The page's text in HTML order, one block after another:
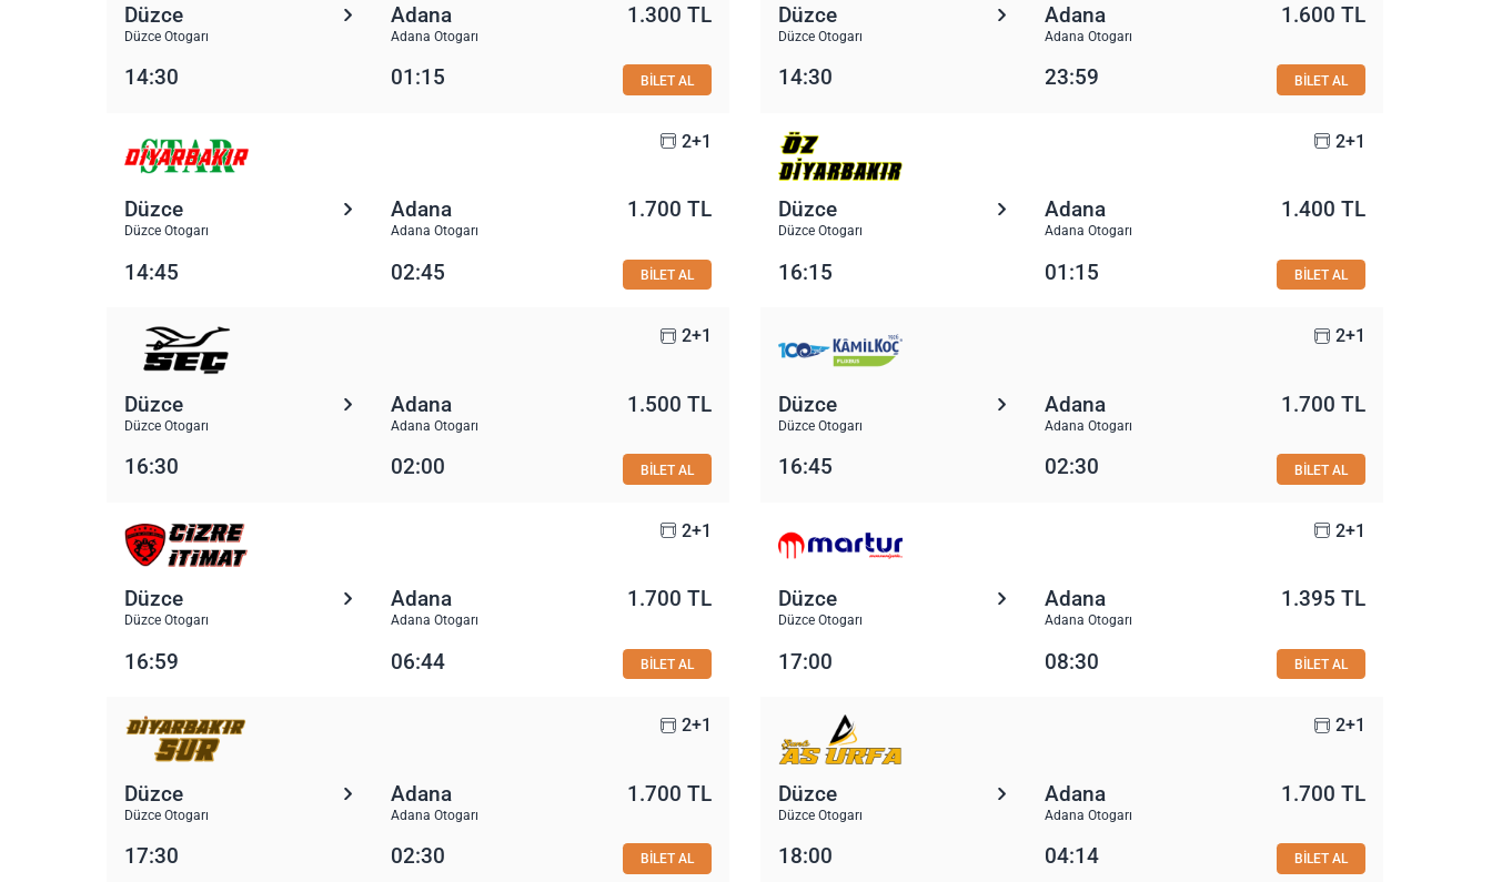
Düzce
Düzce Otogarı
Adana
Adana Otogarı
1.300 TL
14:30 01:15 BİLET AL
Düzce
Düzce Otogarı
Adana
Adana Otogarı
1.600 TL
14:30 23:59 BİLET AL
2+1
Düzce
Düzce Otogarı
Adana
Adana Otogarı
1.700 TL
14:45 02:45 BİLET AL
2+1
Düzce
Düzce Otogarı
Adana
Adana Otogarı
1.400 TL
16:15 01:15 BİLET AL
2+1
Düzce
Düzce Otogarı
Adana
Adana Otogarı
1.500 TL
16:30 02:00 BİLET AL
2+1
Düzce
Düzce Otogarı
Adana
Adana Otogarı
1.700 TL
16:45 02:30 BİLET AL
2+1
Düzce
Düzce Otogarı
Adana
Adana Otogarı
1.700 TL
16:59 06:44 BİLET AL
2+1
Düzce
Düzce Otogarı
Adana
Adana Otogarı
1.395 TL
17:00 08:30 BİLET AL
2+1
Düzce
Düzce Otogarı
Adana
Adana Otogarı
1.700 TL
17:30 02:30 BİLET AL
2+1
Düzce
Düzce Otogarı
Adana
Adana Otogarı
1.700 TL
18:00 04:14 BİLET AL